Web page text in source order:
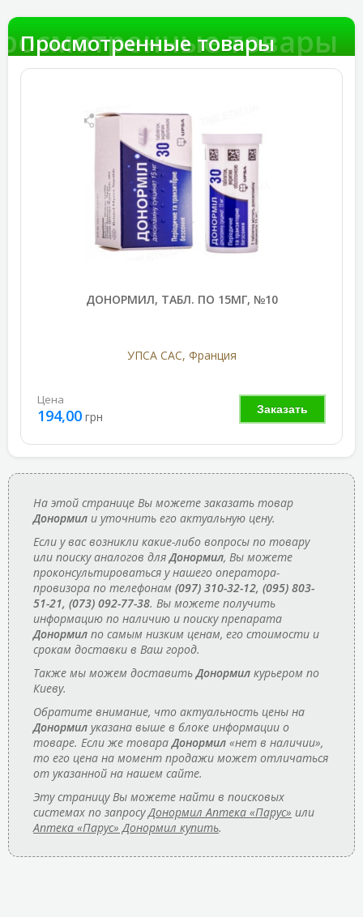
товары
Просмотренные товары
ДОНОРМИЛ, ТАБЛ. ПО 15МГ, №10
УПСА САС, Франция
Заказать
Цена
194,00 грн
На этой странице Вы можете заказать товар
Донормил и уточнить его актуальную цену.
Если у вас возникли какие-либо вопросы по товару
или поиску аналогов дляДонормил, Вы можете
проконсультироваться у нашего оператора-
провизора по телефонам (097) 310-32-12, (095) 803-
51-21, (073) 092-77-38. Вы можете получить
информацию по наличию и поиску препарата
Донормил по самым низким ценам, его стоимости и
срокам доставки в Ваш город.
Также мы можем доставитьДонормил курьером по
Киеву.
Обратите внимание, что актуальность цены на
Донормил указана выше в блоке информации о
товаре. Если же товараДонормил «нет в наличии»,
то его цена на момент продажи может отличаться
от указанной на нашем сайте.
Эту страницу Вы можете найти в поисковых
системах по запросуДонормил Аптека «Парус» или
Аптека «Парус» Донормил купить.